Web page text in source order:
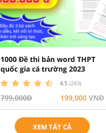
1000 Đề thi bản word THPT
quốc gia cá trường 2023
Toán, Lí, Hóa....
4.5(243)
799,000Đ 199,000 VNĐ
XEM TẤT CẢ